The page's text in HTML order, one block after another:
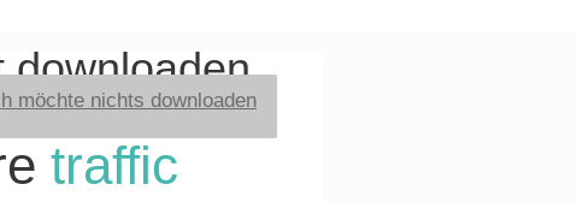
downloaden
möchte nichts downloaden
traffic